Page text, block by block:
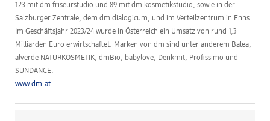
123 mit dm friseurstudio und 89 mit dm kosmetikstudio, sowie in der
Salzburger Zentrale, dem dm dialogicum, und im Verteilzentrum in Enns.
Im Geschäftsjahr 2023/24 wurde in Österreich ein Umsatz von rund 1,3
Milliarden Euro erwirtschaftet. Marken von dm sind unter anderem Balea,
alverde NATURKOSMETIK, dmBio, babylove, Denkmit, Profissimo und
SUNDANCE.
www.dm.at